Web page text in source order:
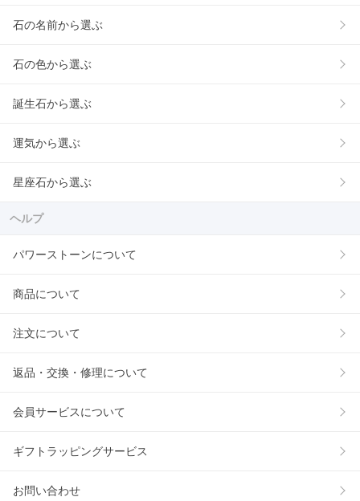
石の名前から選ぶ
石の色から選ぶ
誕生石から選ぶ
運気から選ぶ
星座石から選ぶ
ヘルプ
パワーストーンについて
商品について
注文について
返品・交換・修理について
会員サービスについて
ギフトラッピングサービス
お問い合わせ